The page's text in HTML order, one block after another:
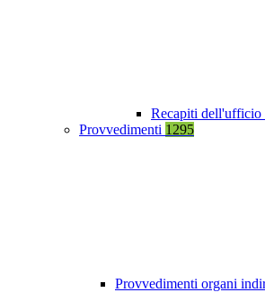
Recapiti dell'ufficio
Provvedimenti 1295
Provvedimenti organi